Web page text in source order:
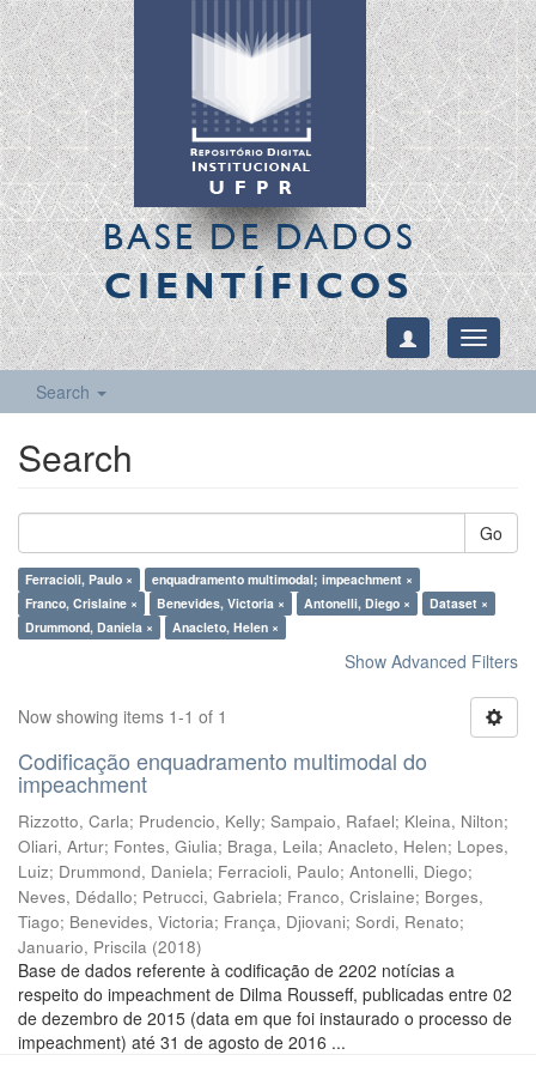
BASE DE DADOS
CIENTÍFICOS
Toggle
Search
Search
Go
Ferracioli, Paulo ×
enquadramento multimodal; impeachment ×
Franco, Crislaine ×
Benevides, Victoria × Antonelli, Diego ×
Dataset ×
Drummond, Daniela ×
Anacleto, Helen ×
Show Advanced Filters
Now showing items 1-1 of 1
Codificação enquadramento multimodal do
impeachment
Rizzotto, Carla; Prudencio, Kelly; Sampaio, Rafael; Kleina, Nilton;
Oliari, Artur; Fontes, Giulia; Braga, Leila; Anacleto, Helen; Lopes,
Luiz; Drummond, Daniela; Ferracioli, Paulo; Antonelli, Diego;
Neves, Dédallo; Petrucci, Gabriela; Franco, Crislaine; Borges,
Tiago; Benevides, Victoria; França, Djiovani; Sordi, Renato;
Januario, Priscila (2018)
Base de dados referente à codificação de 2202 notícias a
respeito do impeachment de Dilma Rousseff, publicadas entre 02
de dezembro de 2015 (data em que foi instaurado o processo de
impeachment) até 31 de agosto de 2016 ...